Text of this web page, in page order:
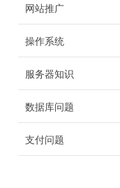
网站推广
操作系统
服务器知识
数据库问题
支付问题